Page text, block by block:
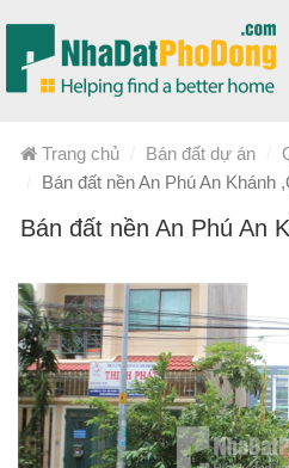
Trang chủ Bán đất dự án
Bán đất nền An Phú An Khánh
Bán đất nền An Phú An